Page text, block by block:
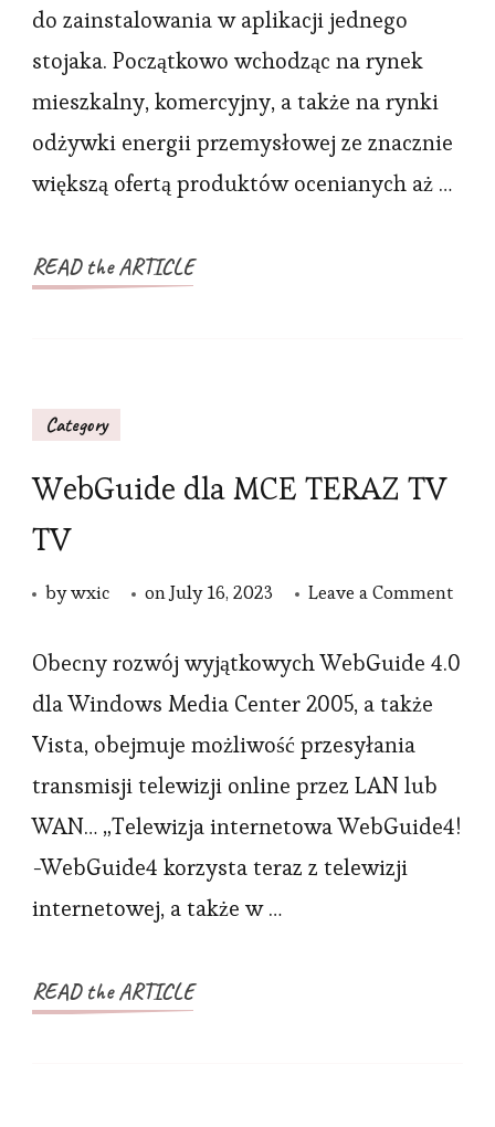
do zainstalowania w aplikacji jednego
stojaka. Początkowo wchodząc na rynek
mieszkalny, komercyjny, a także na rynki
odżywki energii przemysłowej ze znacznie
większą ofertą produktów ocenianych aż …
READ the ARTICLE
Category
WebGuide dla MCE TERAZ TV
TV
bywxic onJuly 16, 2023 Leave a Commenton
dla
Obecny rozwój wyjątkowych WebGuide 4.0
dla Windows Media Center 2005, a także
Vista, obejmuje możliwość przesyłania
transmisji telewizji online przez LAN lub
WAN… „Telewizja internetowa WebGuide4!
-WebGuide4 korzysta teraz z telewizji
internetowej, a także w …
READ the ARTICLE